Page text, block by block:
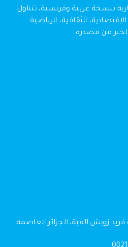
بنسخة عربية وفرنسية، تتناول
الثقافية، الرياضية
الخبر من مصدره.
زويش القبة، الجزائر العاصمة